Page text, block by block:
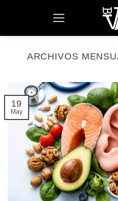
contenido
ARCHIVOS
19
May